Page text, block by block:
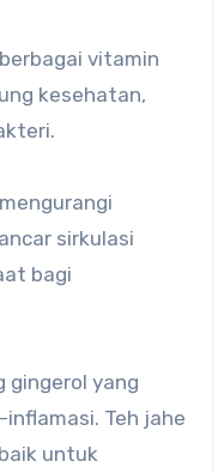
vitamin
kesehatan,
sirkulasi
bagi
gingerol yang
Teh jahe
untuk